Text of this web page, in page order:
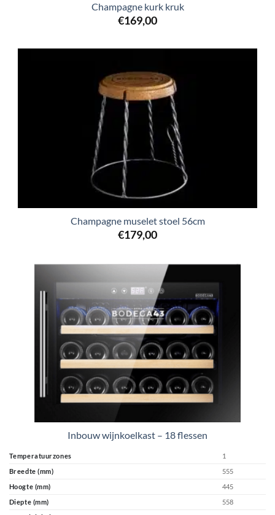
Champagne kurk kruk
€169,00
Champagne muselet stoel 56cm
€179,00
Inbouw wijnkoelkast – 18 flessen
Temperatuurzones
1
Breedte (mm)
555
Hoogte (mm)
445
Diepte (mm)
558